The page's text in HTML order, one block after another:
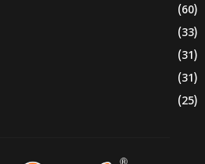
(60)
(33)
(31)
(31)
(25)